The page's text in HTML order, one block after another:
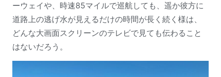
ーウェイや、時速85マイルで巡航しても、遥か彼方に
道路上の逃げ水が見えるだけの時間が長く続く様は、
どんな大画面スクリーンのテレビで見ても伝わること
はないだろう。